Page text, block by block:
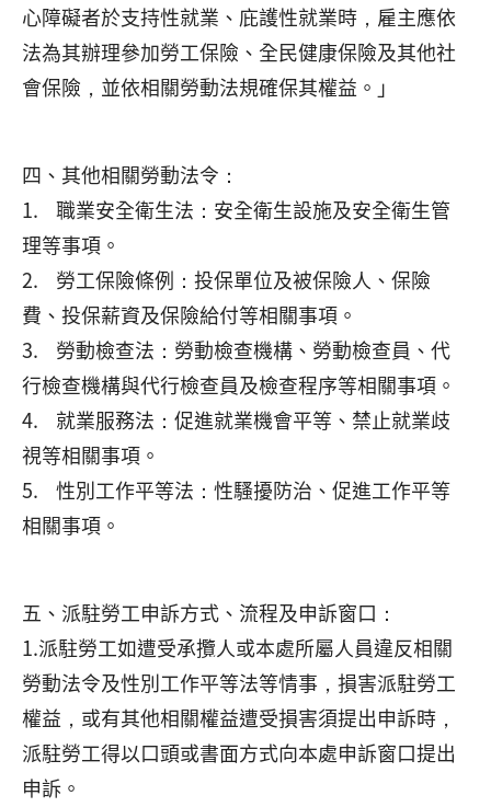
心障礙者於支持性就業、庇護性就業時，雇主應依
法為其辦理參加勞工保險、全民健康保險及其他社
會保險，並依相關勞動法規確保其權益。」
四、其他相關勞動法令：
1. 職業安全衛生法：安全衛生設施及安全衛生管
理等事項。
2. 勞工保險條例：投保單位及被保險人、保險
費、投保薪資及保險給付等相關事項。
3. 勞動檢查法：勞動檢查機構、勞動檢查員、代
行檢查機構與代行檢查員及檢查程序等相關事項。
4. 就業服務法：促進就業機會平等、禁止就業歧
視等相關事項。
5. 性別工作平等法：性騷擾防治、促進工作平等
相關事項。
五、派駐勞工申訴方式、流程及申訴窗口：
1.派駐勞工如遭受承攬人或本處所屬人員違反相關
勞動法令及性別工作平等法等情事，損害派駐勞工
權益，或有其他相關權益遭受損害須提出申訴時，
派駐勞工得以口頭或書面方式向本處申訴窗口提出
申訴。